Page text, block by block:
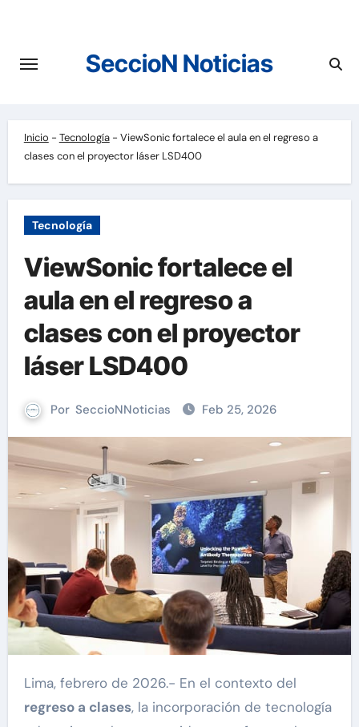
contenido
SeccioN Noticias
Inicio - Tecnología- ViewSonic fortalece el aula en el regreso a
clases con el proyector láser LSD400
Tecnología
ViewSonic fortalece el
aula en el regreso a
clases con el proyector
láser LSD400
Por SeccioNNoticias Feb 25, 2026
Lima, febrero de 2026.- En el contexto del
regreso a clases, la incorporación de tecnología